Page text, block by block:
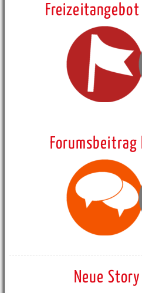
Neue